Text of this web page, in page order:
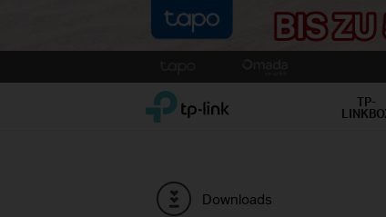
to
TP-Link, Reliably Smart TP-
Downloads